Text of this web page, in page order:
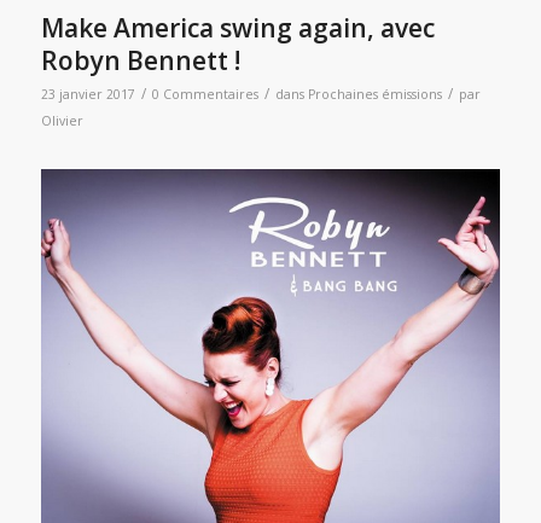
Make America swing again, avec
Robyn Bennett !
23 janvier 2017 / 0 Commentaires / dans Prochaines émissions / par
Olivier